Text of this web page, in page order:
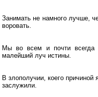
Занимать не намного лучше,
воровать.
Мы во всем и почти всегда
малейший луч истины.
В злополучии, коего
заслужили.